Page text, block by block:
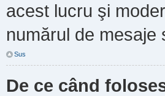
acest lucru şi
numărul de mesaje
Sus
De ce când